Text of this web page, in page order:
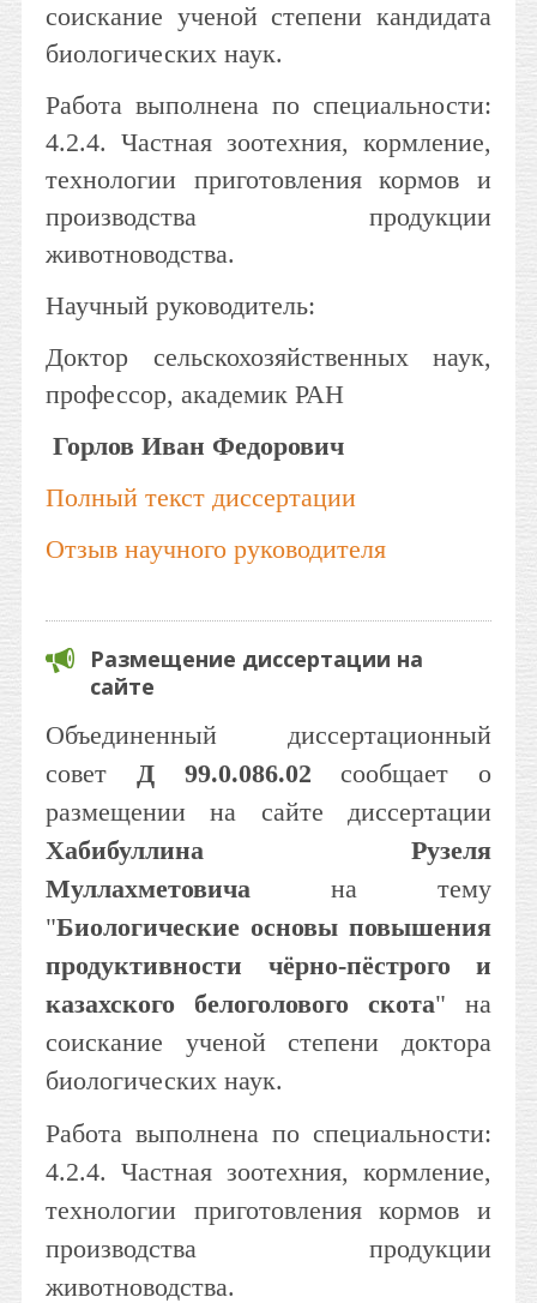
соискание ученой степени кандидата
биологических наук.
Работа выполнена по специальности:
4.2.4. Частная зоотехния, кормление,
технологии приготовления кормов и
производства продукции
животноводства.
Научный руководитель:
Доктор сельскохозяйственных наук,
профессор, академик РАН
Горлов Иван Федорович
Полный текст диссертации
Отзыв научного руководителя
Размещение диссертации на
сайте
Объединенный диссертационный
совет Д 99.0.086.02 сообщает о
размещении на сайте диссертации
Хабибуллина Рузеля
Муллахметовича на тему
"Биологические основы повышения
продуктивности чёрно-пёстрого и
казахского белоголового скота" на
соискание ученой степени доктора
биологических наук.
Работа выполнена по специальности:
4.2.4. Частная зоотехния, кормление,
технологии приготовления кормов и
производства продукции
животноводства.